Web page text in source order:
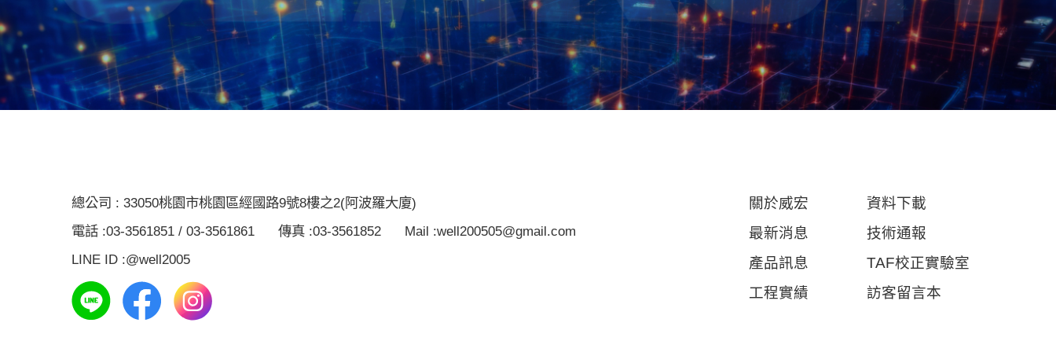
總公司 : 33050桃園市桃園區經國路9號8樓之2(阿波羅大廈)
電話 :03-3561851 / 03-3561861傳真 :03-3561852
Mail :well200505@gmail.com
LINE ID :@well2005
關於威宏
最新消息
產品訊息
工程實績
資料下載
技術通報
TAF校正實驗室
訪客留言本